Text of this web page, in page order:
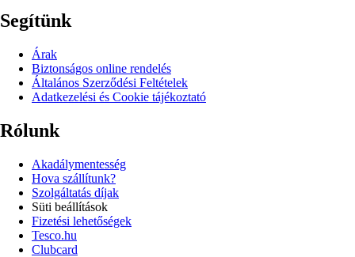
Segítünk
Árak
Biztonságos online rendelés
Általános Szerződési Feltételek
Adatkezelési és Cookie tájékoztató
Rólunk
Akadálymentesség
Hova szállítunk?
Szolgáltatás díjak
Süti beállítások
Fizetési lehetőségek
Tesco.hu
Clubcard